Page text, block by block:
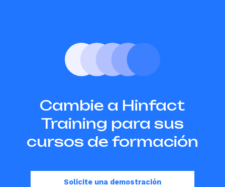
Cambie a Hinfact
Training para sus
cursos de formación
Solicite una demostración